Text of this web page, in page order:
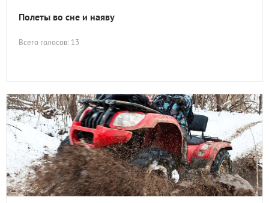
Полеты во сне и наяву
Всего голосов: 13